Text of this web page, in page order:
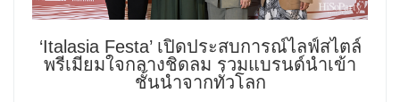
‘Italasia Festa’ เปิดประสบการณ์ไลฟ์สไตล์
พรีเมียมใจกลางชิดลม รวมแบรนด์นำเข้า
ชั้นนำจากทั่วโลก